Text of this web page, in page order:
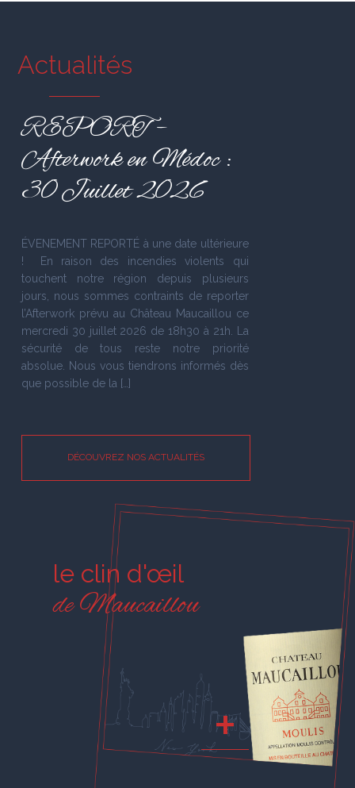
Actualités
REPORT –
Afterwork en Médoc :
30 Juillet 2026
ÉVENEMENT REPORTÉ à une date ultérieure
! En raison des incendies violents qui
touchent notre région depuis plusieurs
jours, nous sommes contraints de reporter
l’Afterwork prévu au Château Maucaillou ce
mercredi 30 juillet 2026 de 18h30 à 21h. La
sécurité de tous reste notre priorité
absolue. Nous vous tiendrons informés dès
que possible de la […]
DÉCOUVREZ NOS ACTUALITÉS
le clin d'œil
de Maucaillou
+